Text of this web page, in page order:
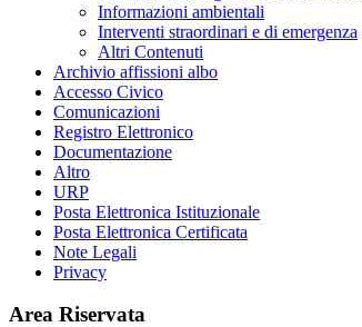
Informazioni ambientali
Interventi straordinari e di emergenza
Altri Contenuti
Archivio affissioni albo
Accesso Civico
Comunicazioni
Registro Elettronico
Documentazione
Altro
URP
Posta Elettronica Istituzionale
Posta Elettronica Certificata
Note Legali
Privacy
Area Riservata